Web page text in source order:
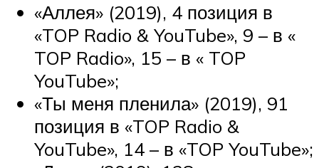
«Аллея» (2019), 4 позиция в
«TOP Radio & YouTube», 9 – в «
TOP Radio», 15 – в « TOP
YouTube»;
«Ты меня пленила» (2019), 91
позиция в «TOP Radio &
YouTube», 14 – в «TOP YouTube»;